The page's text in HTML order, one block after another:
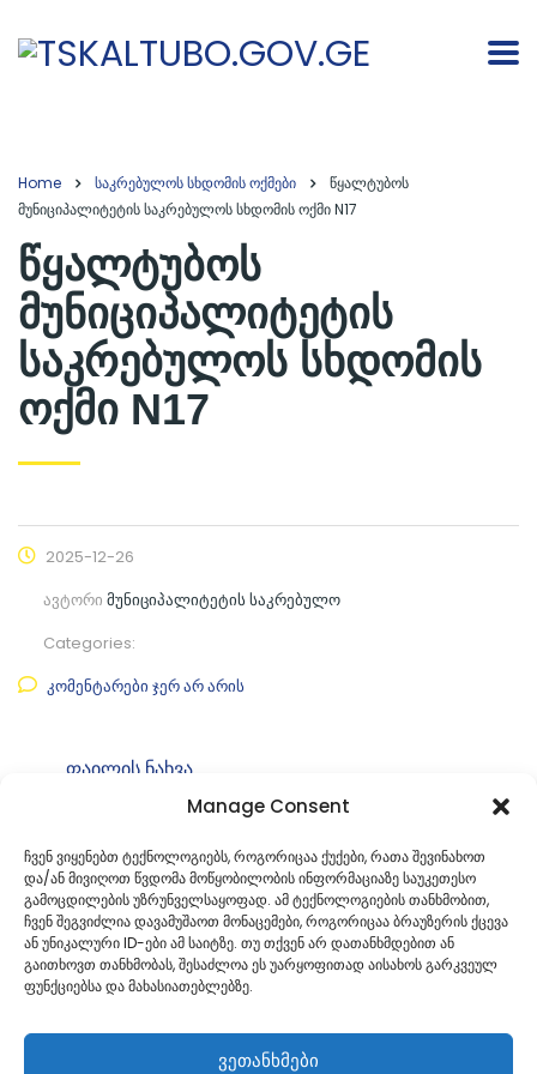
Manage Consent
ჩვენ ვიყენებთ ტექნოლოგიებს, როგორიცაა ქუქები, რათა შევინახოთ
და/ან მივიღოთ წვდომა მოწყობილობის ინფორმაციაზე საუკეთესო
გამოცდილების უზრუნველსაყოფად. ამ ტექნოლოგიების თანხმობით,
ჩვენ შეგვიძლია დავამუშაოთ მონაცემები, როგორიცაა ბრაუზერის ქცევა
ან უნიკალური ID-ები ამ საიტზე. თუ თქვენ არ დათანხმდებით ან
გაითხოვთ თანხმობას, შესაძლოა ეს უარყოფითად აისახოს გარკვეულ
ფუნქციებსა და მახასიათებლებზე.
ვეთანხმები
Home საკრებულოს სხდომის ოქმები
წყალტუბოს
მუნიციპალიტეტის საკრებულოს სხდომის ოქმი N17
წყალტუბოს
მუნიციპალიტეტის
საკრებულოს სხდომის
ოქმი N17
2025-12-26
ავტორი მუნიციპალიტეტის საკრებულო
Categories:
კომენტარები ჯერ არ არის
ფაილის ნახვა
კატეგორიასაკრებულოს სხდომის ოქმები
ID:ოქმი N17